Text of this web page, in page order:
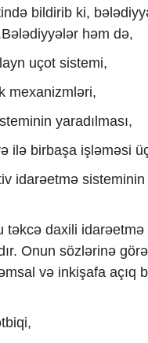
bildirib ki,
həm də,
uçot sistemi,
mexanizmləri,
yaradılması,
ilə birbaşa işləməsi
idarəetmə sisteminin
təkcə daxili
Onun sözlərinə
və inkişafa açıq
,